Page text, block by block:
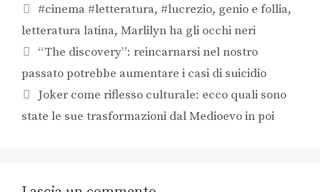
#cinema #letteratura, #lucrezio, genio e follia,
letteratura latina, Marlilyn ha gli occhi neri
“The discovery”: reincarnarsi nel nostro
passato potrebbe aumentare i casi di suicidio
Joker come riflesso culturale: ecco quali sono
state le sue trasformazioni dal Medioevo in poi